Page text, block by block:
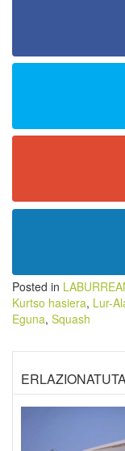
Posted in
Kurtso hasiera, Lur-
Eguna, Squash